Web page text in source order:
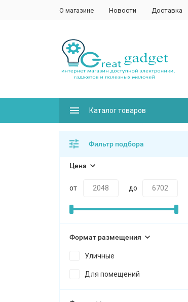
О магазине Новости Доставка
Каталог товаров
Фильтр подбора
Цена
от до
Формат размещения
Уличные
Для помещений